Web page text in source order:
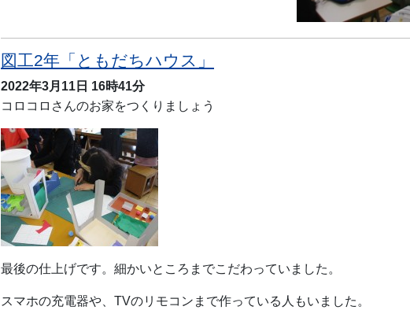
図工2年「ともだちハウス」
2022年3月11日 16時41分
コロコロさんのお家をつくりましょう
最後の仕上げです。細かいところまでこだわっていました。
スマホの充電器や、TVのリモコンまで作っている人もいました。